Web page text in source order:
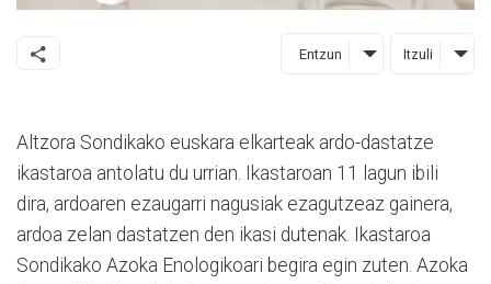
Entzun Itzuli
Altzora Sondikako euskara elkarteak ardo-dastatze
ikastaroa antolatu du urrian. Ikastaroan 11 lagun ibili
dira, ardoaren ezaugarri nagusiak ezagutzeaz gainera,
ardoa zelan dastatzen den ikasi dutenak. Ikastaroa
Sondikako Azoka Enologikoari begira egin zuten. Azoka